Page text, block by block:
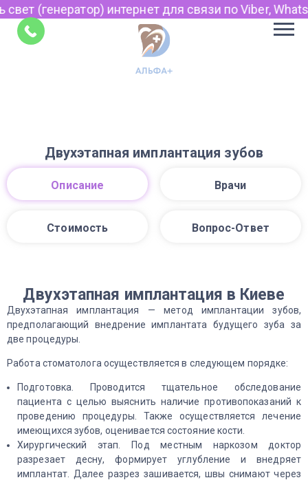
(генератор) интернет для связи по Viber,
Двухэтапная имплантация зубов
Описание Врачи
Стоимость Вопрос-Ответ
Двухэтапная имплантация в Киеве
Двухэтапная имплантация — метод имплантации зубов,
предполагающий внедрение имплантата будущего зуба за
две процедуры.
Работа стоматолога осуществляется в следующем порядке:
Подготовка. Проводится тщательное обследование
пациента с целью выяснить наличие противопоказаний к
проведению процедуры. Также осуществляется лечение
имеющихся зубов, оценивается состояние кости.
Хирургический этап. Под местным наркозом доктор
разрезает десну, формирует углубление и внедряет
имплантат. Далее разрез зашивается, швы снимают через